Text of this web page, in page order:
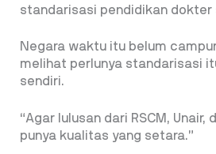
standarisasi pendidikan dokter
Negara waktu itu belum
melihat perlunya standarisasi
sendiri.
“Agar lulusan dari RSCM, Unair,
punya kualitas yang setara.”